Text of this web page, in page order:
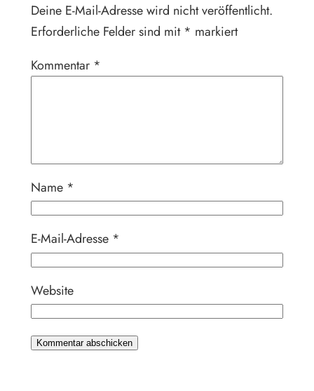
Deine E-Mail-Adresse wird nicht veröffentlicht.
Erforderliche Felder sind mit * markiert
Kommentar *
Name *
E-Mail-Adresse *
Website